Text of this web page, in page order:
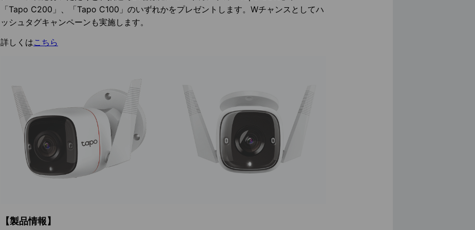
「Tapo C200」、「Tapo C100」のいずれかをプレゼントします。Wチャンスとしてハ
ッシュタグキャンペーンも実施します。
詳しくはこちら
【製品情報】